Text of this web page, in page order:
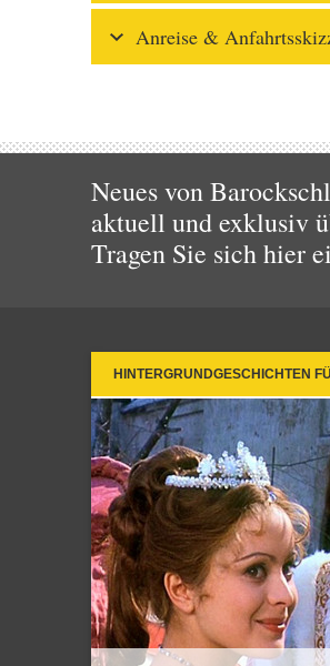
Anreise &
Neues von
aktuell und exklusiv
Tragen Sie sich hier
HINTERGRUNDGESCHICHTEN